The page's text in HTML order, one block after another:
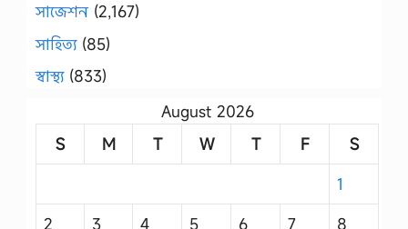
সাজেশন (2,167)
সাহিত্য(85)
স্বাস্থ্য(833)
August 2026
S
M T W T F
S
1
2
3 4 5 6 7
8